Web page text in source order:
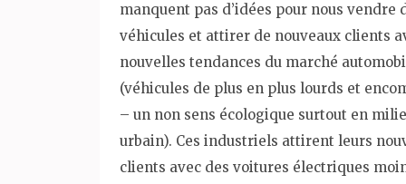
manquent pas d’idées pour nous vendre
véhicules et attirer de nouveaux clients
nouvelles tendances du marché
(véhicules de plus en plus lourds et
– un non sens écologique surtout en
urbain). Ces industriels attirent leurs
clients avec des voitures électriques